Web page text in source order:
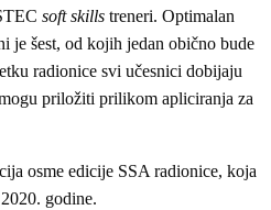
soft skills treneri. Optimalan
je šest, od kojih jedan obično bude
radionice svi učesnici dobijaju
priložiti prilikom apliciranja za
osme edicije SSA radionice, koja
godine.